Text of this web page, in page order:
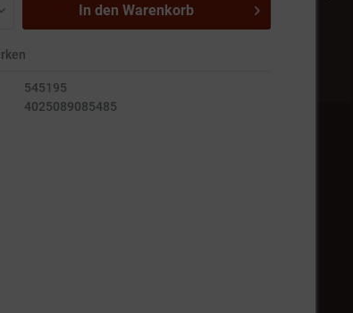
In den Warenkorb
545195
4025089085485